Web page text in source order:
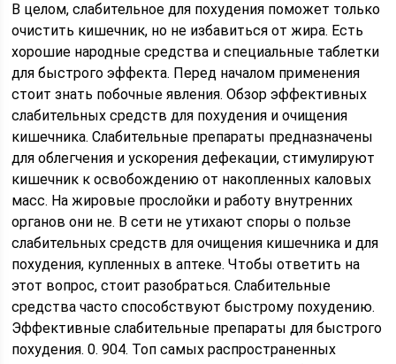
В целом, слабительное для похудения поможет только
очистить кишечник, но не избавиться от жира. Есть
хорошие народные средства и специальные таблетки
для быстрого эффекта. Перед началом применения
стоит знать побочные явления. Обзор эффективных
слабительных средств для похудения и очищения
кишечника. Слабительные препараты предназначены
для облегчения и ускорения дефекации, стимулируют
кишечник к освобождению от накопленных каловых
масс. На жировые прослойки и работу внутренних
органов они не. В сети не утихают споры о пользе
слабительных средств для очищения кишечника и для
похудения, купленных в аптеке. Чтобы ответить на
этот вопрос, стоит разобраться. Слабительные
средства часто способствуют быстрому похудению.
Эффективные слабительные препараты для быстрого
похудения. 0. 904. Топ самых распространенных